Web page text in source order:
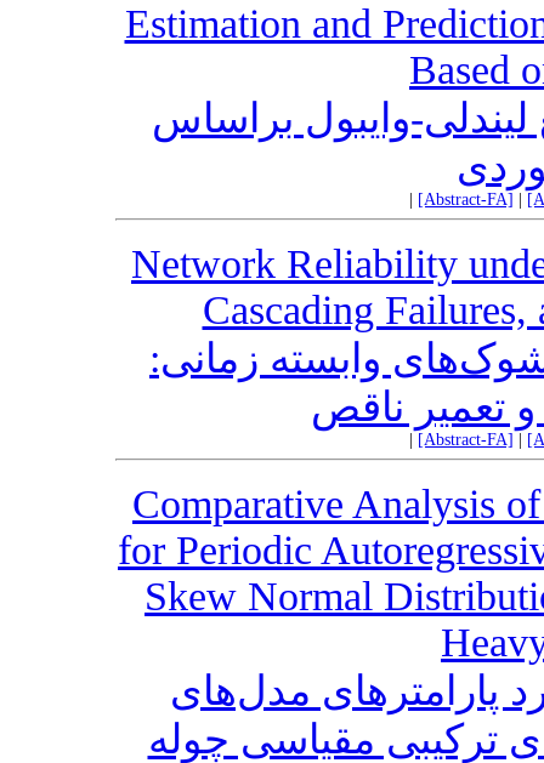
Estimation and
Based
لیندلی-وایبول براساس
[Abstract-FA]
Network Reliability
‎Cascading
وابسته زمانی:
تعمیر ناقص
[Abstract-FA]
Comparative Analysis
for Periodic
Skew Normal
پارامترهای مدل‌های
ترکیبی مقیاسی چوله